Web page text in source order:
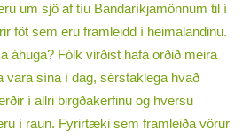
um sjö af tíu Bandaríkjamönnum til í
föt sem eru framleidd í heimalandinu.
áhuga? Fólk virðist hafa orðið meira
vara sína í dag, sérstaklega hvað
í allri birgðakerfinu og hversu
í raun. Fyrirtæki sem framleiða vörur